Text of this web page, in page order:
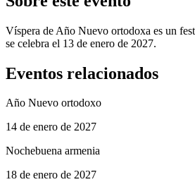
Víspera de Año Nuevo ortodoxa es un
se celebra el 13 de enero de 2027.
Eventos relacionados
Año Nuevo ortodoxo
14 de enero de 2027
Nochebuena armenia
18 de enero de 2027